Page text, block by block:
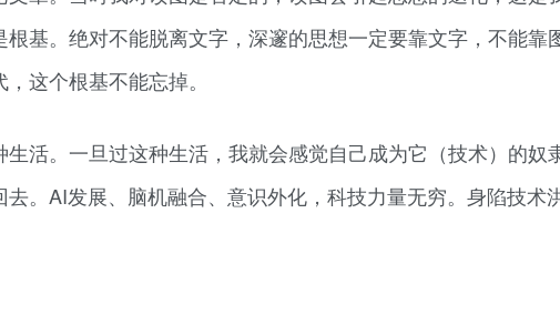
基。绝对不能脱离文字，深邃的思想一定要靠文字，不能靠
这个根基不能忘掉。
活。一旦过这种生活，我就会感觉自己成为它（技术）的奴隶
。AI发展、脑机融合、意识外化，科技力量无穷。身陷技术